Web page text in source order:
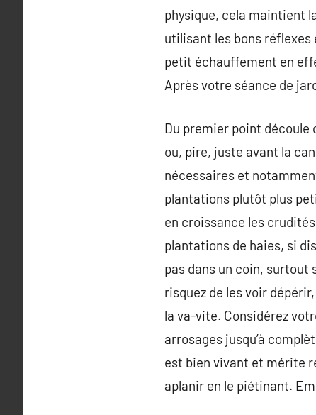
physique, cela maintient
utilisant les bons réflexes
petit échauffement en
Après votre séance de
Du premier point découle
ou, pire, juste avant la
nécessaires et
plantations plutôt plus
en croissance les
plantations de haies, si
pas dans un coin, surtout
risquez de les voir
la va-vite. Considérez
arrosages jusqu’à
est bien vivant et mérite
aplanir en le piétinant.